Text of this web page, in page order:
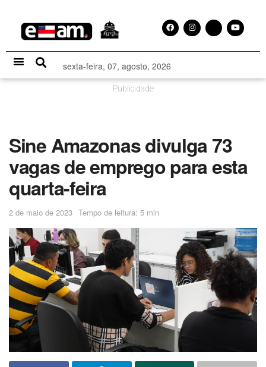
sexta-feira, 07, agosto, 2026
Publicidade
Sine Amazonas divulga 73
vagas de emprego para esta
quarta-feira
2 de maio de 2023 Tempo de leitura: 5 min